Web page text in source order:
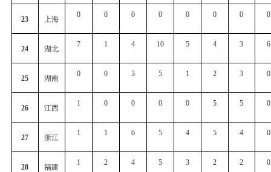
23 上海
0 0 0 0 0 0 0 0
24 湖北
7 1 4 10 5 4 3 6
25 湖南
0 0 3 5 1 2 3 0
26 江西
1 0 0 0 0 5 5 0
27 浙江
1 1 6 5 4 5 4 0
28 福建
1 2 4 5 3 2 2 0